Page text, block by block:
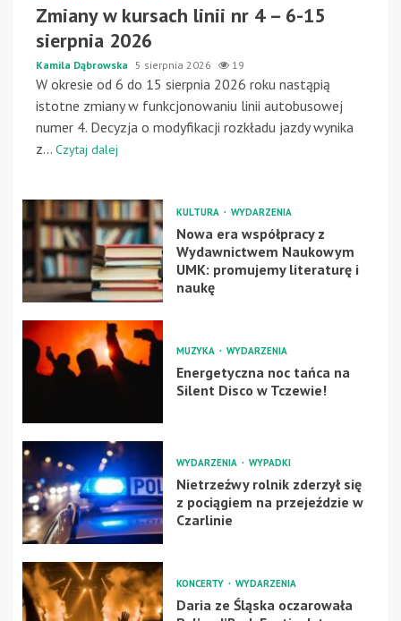
Zmiany w kursach linii nr 4 – 6-15
sierpnia 2026
Kamila Dąbrowska 5 sierpnia 2026 19
W okresie od 6 do 15 sierpnia 2026 roku nastąpią
istotne zmiany w funkcjonowaniu linii autobusowej
numer 4. Decyzja o modyfikacji rozkładu jazdy wynika
z... Czytaj dalej
KULTURA WYDARZENIA
Nowa era współpracy z
Wydawnictwem Naukowym
UMK: promujemy literaturę i
naukę
MUZYKA WYDARZENIA
Energetyczna noc tańca na
Silent Disco w Tczewie!
WYDARZENIA WYPADKI
Nietrzeźwy rolnik zderzył się
z pociągiem na przejeździe w
Czarlinie
KONCERTY WYDARZENIA
Daria ze Śląska oczarowała